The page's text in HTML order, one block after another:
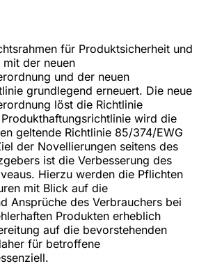
für Produktsicherheit und
der neuen
und der neuen
grundlegend erneuert. Die neue
löst die Richtlinie
wird die
geltende Richtlinie 85/374/EWG
der Novellierungen seitens des
ist die Verbesserung des
Hierzu werden die Pflichten
mit Blick auf die
Ansprüche des Verbrauchers bei
Produkten erheblich
auf die bevorstehenden
für betroffene